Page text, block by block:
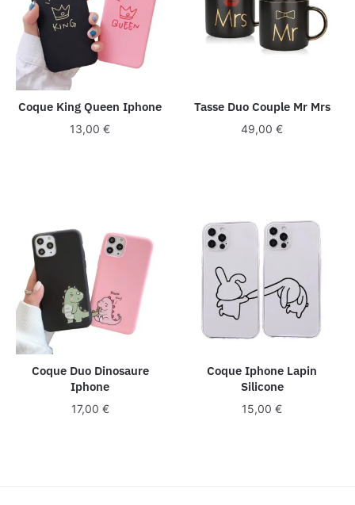
Coque King Queen Iphone
13,00€
Tasse Duo Couple Mr Mrs
49,00€
Coque Duo Dinosaure
Iphone
17,00 €
Coque Iphone Lapin
Silicone
15,00€